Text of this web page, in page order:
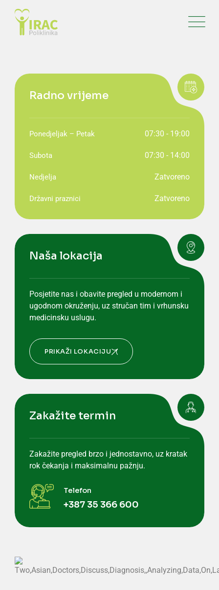
Radno vrijeme
Ponedjeljak – Petak 07:30 - 19:00
Subota 07:30 - 14:00
Nedjelja Zatvoreno
Državni praznici Zatvoreno
Naša lokacija
Posjetite nas i obavite pregled u modernom i
ugodnom okruženju, uz stručan tim i vrhunsku
medicinsku uslugu.
PRIKAŽI LOKACIJU
Zakažite termin
Zakažite pregled brzo i jednostavno, uz kratak
rok čekanja i maksimalnu pažnju.
Telefon
+387 35 366 600